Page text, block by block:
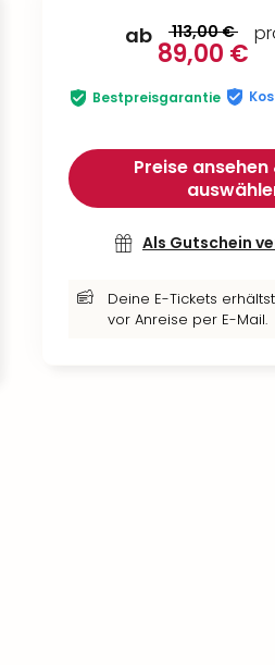
ab 113,00 €
89,00 €
Bestpreisgarantie
Preise ansehen
Als Gutschein
Deine E-Tickets
vor Anreise per E-Mail.